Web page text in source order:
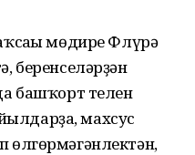
мөдире Флүрә
беренселәрҙән
башҡорт телен
йылдарҙа, махсус